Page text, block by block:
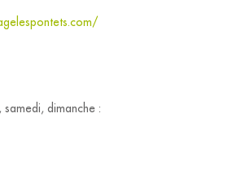
dimanche :